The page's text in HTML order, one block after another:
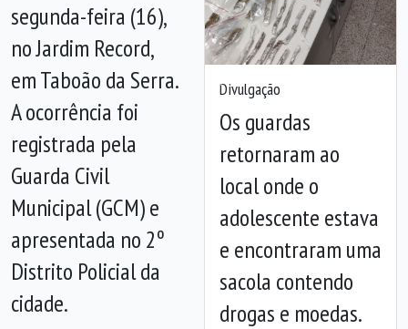
Divulgação
Os guardas
retornaram ao
local onde o
adolescente estava
e encontraram uma
sacola contendo
drogas e moedas.
Anterior
segunda-feira (16),
no Jardim Record,
em Taboão da Serra.
A ocorrência foi
registrada pela
Guarda Civil
Municipal (GCM) e
apresentada no 2º
Distrito Policial da
cidade.